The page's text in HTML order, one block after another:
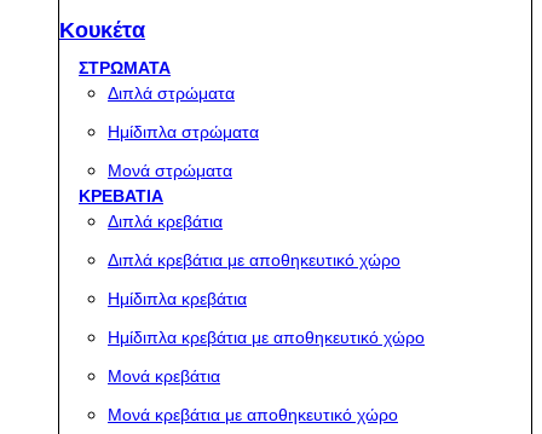
Κουκέτα
ΣΤΡΩΜΑΤΑ
Διπλά στρώματα
Ημίδιπλα στρώματα
Μονά στρώματα
ΚΡΕΒΑΤΙΑ
Διπλά κρεβάτια
Διπλά κρεβάτια με αποθηκευτικό χώρο
Ημίδιπλα κρεβάτια
Ημίδιπλα κρεβάτια με αποθηκευτικό χώρο
Μονά κρεβάτια
Μονά κρεβάτια με αποθηκευτικό χώρο